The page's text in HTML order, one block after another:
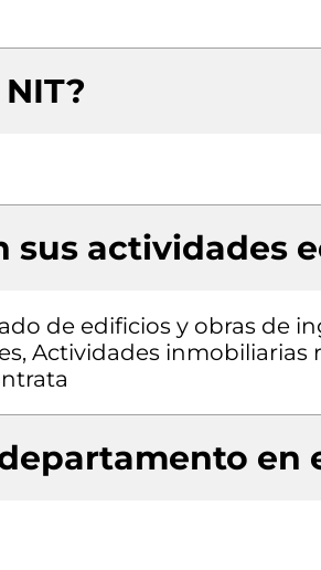
sus actividades
de edificios y obras de
Actividades inmobiliarias
en